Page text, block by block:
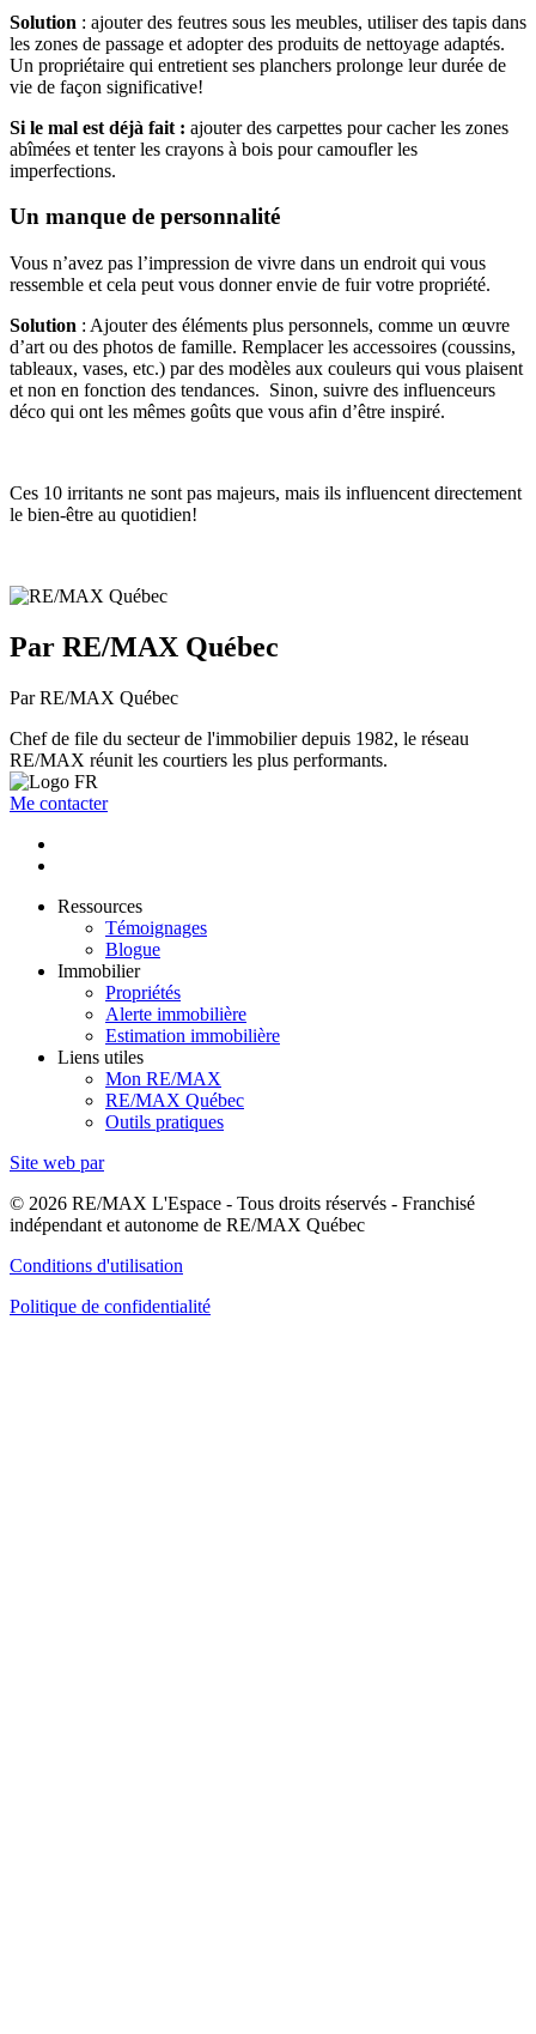
Solution : ajouter des feutres sous les meubles, utiliser des tapis dans
les zones de passage et adopter des produits de nettoyage adaptés.
Un propriétaire qui entretient ses planchers prolonge leur durée de
vie de façon significative!
Si le mal est déjà fait : ajouter des carpettes pour cacher les zones
abîmées et tenter les crayons à bois pour camoufler les
imperfections.
Un manque de personnalité
Vous n’avez pas l’impression de vivre dans un endroit qui vous
ressemble et cela peut vous donner envie de fuir votre propriété.
Solution : Ajouter des éléments plus personnels, comme un œuvre
d’art ou des photos de famille. Remplacer les accessoires (coussins,
tableaux, vases, etc.) par des modèles aux couleurs qui vous plaisent
et non en fonction des tendances. Sinon, suivre des influenceurs
déco qui ont les mêmes goûts que vous afin d’être inspiré.
Ces 10 irritants ne sont pas majeurs, mais ils influencent directement
le bien-être au quotidien!
Par RE/MAX Québec
Par RE/MAX Québec
Chef de file du secteur de l'immobilier depuis 1982, le réseau
RE/MAX réunit les courtiers les plus performants.
Me contacter
Ressources
Témoignages
Blogue
Immobilier
Propriétés
Alerte immobilière
Estimation immobilière
Liens utiles
Mon RE/MAX
RE/MAX Québec
Outils pratiques
Site web par
© 2026 RE/MAX L'Espace - Tous droits réservés - Franchisé
indépendant et autonome de RE/MAX Québec
Conditions d'utilisation
Politique de confidentialité